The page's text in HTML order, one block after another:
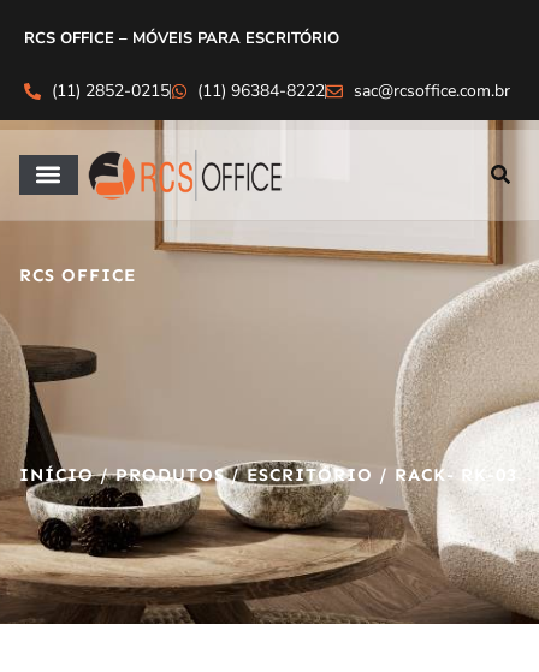
RCS OFFICE – MÓVEIS PARA ESCRITÓRIO
(11) 2852-0215 (11) 96384-8222 sac@rcsoffice.com.br
RCS OFFICE
INÍCIO/PRODUTOS/ESCRITÓRIO / RACK- RK-03